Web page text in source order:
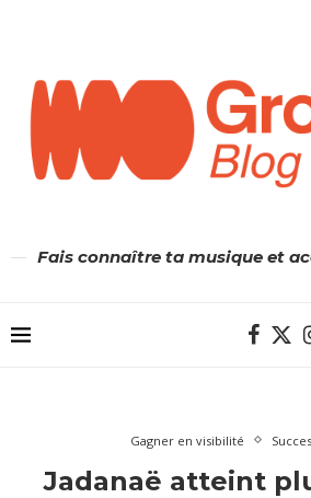
Fais connaître ta musique et
Gagner en visibilité
Jadanaë atteint